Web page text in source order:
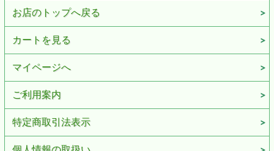
お店のトップへ戻る
カートを見る
マイページへ
ご利用案内
特定商取引法表示